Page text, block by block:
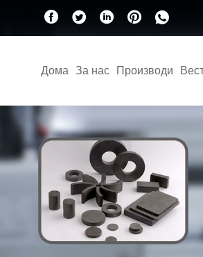
Дома За нас Производи